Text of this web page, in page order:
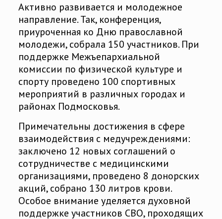
Активно развивается и молодежное
направление. Так, конференция,
приуроченная ко Дню православной
молодежи, собрала 150 участников. При
поддержке Межъепархиальной
комиссии по физической культуре и
спорту проведено 100 спортивных
мероприятий в различных городах и
районах Подмосковья.
Примечательны достижения в сфере
взаимодействия с медучреждениями:
заключено 12 новых соглашений о
сотрудничестве с медицинскими
организациями, проведено 8 донорских
акций, собрано 130 литров крови.
Особое внимание уделяется духовной
поддержке участников СВО, проходящих